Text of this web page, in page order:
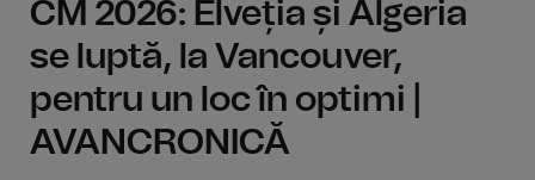
CM 2026: Elveția și Algeria
se luptă, la Vancouver,
pentru un loc în optimi |
AVANCRONICĂ